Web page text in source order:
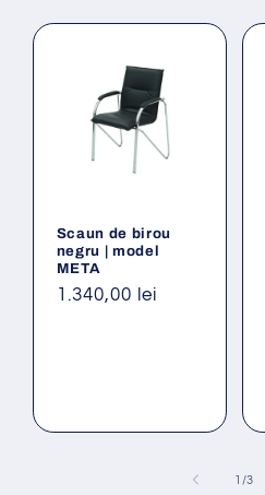
Scaun de birou
negru | model
META
Preț
1.340,00 lei
1 /din
3